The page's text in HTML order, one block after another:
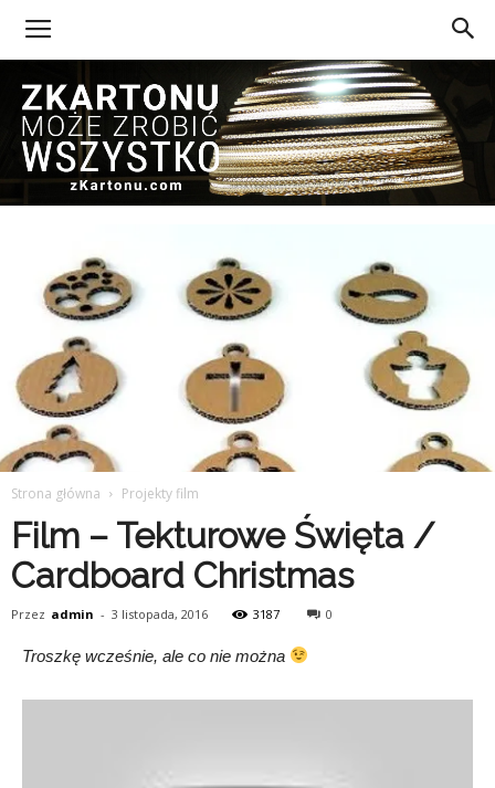
Kartonu
Strona główna Projekty film
Film – Tekturowe Święta /
Cardboard Christmas
Przez admin - 3 listopada, 2016 3187 0
Troszkę wcześnie, ale co nie można